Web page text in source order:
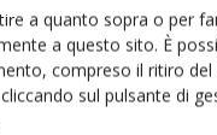
a quanto sopra o per
a questo sito. È
compreso il ritiro
sul pulsante di